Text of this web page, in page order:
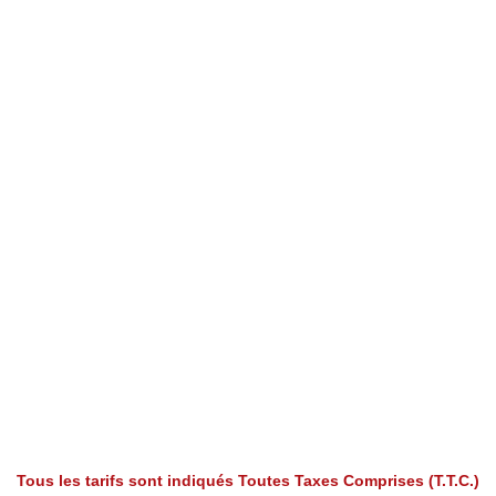
Tous les tarifs sont indiqués Toutes Taxes Comprises (T.T.C.)